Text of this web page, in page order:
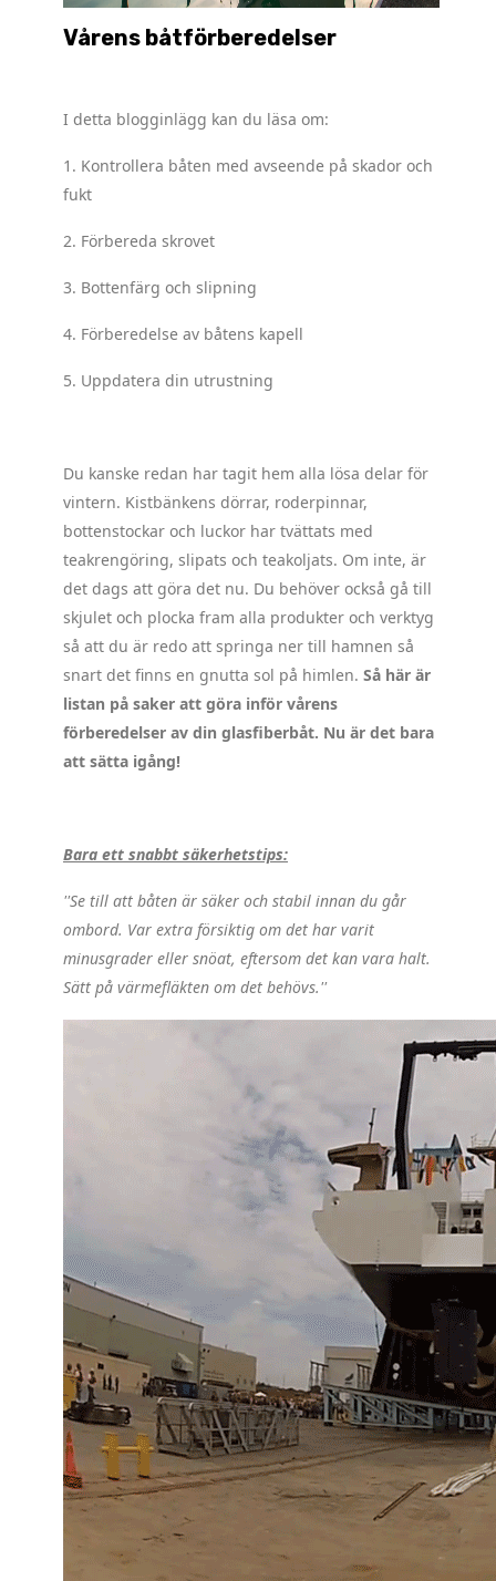
Vårens båtförberedelser
I detta blogginlägg kan du läsa om:
1. Kontrollera båten med avseende på skador och
fukt
2. Förbereda skrovet
3. Bottenfärg och slipning
4. Förberedelse av båtens kapell
5. Uppdatera din utrustning
Du kanske redan har tagit hem alla lösa delar för
vintern. Kistbänkens dörrar, roderpinnar,
bottenstockar och luckor har tvättats med
teakrengöring, slipats och teakoljats. Om inte, är
det dags att göra det nu. Du behöver också gå till
skjulet och plocka fram alla produkter och verktyg
så att du är redo att springa ner till hamnen så
snart det finns en gnutta sol på himlen. Så här är
listan på saker att göra inför vårens
förberedelser av din glasfiberbåt. Nu är det bara
att sätta igång!
Bara ett snabbt säkerhetstips:
''Se till att båten är säker och stabil innan du går
ombord. Var extra försiktig om det har varit
minusgrader eller snöat, eftersom det kan vara halt.
Sätt på värmefläkten om det behövs.''